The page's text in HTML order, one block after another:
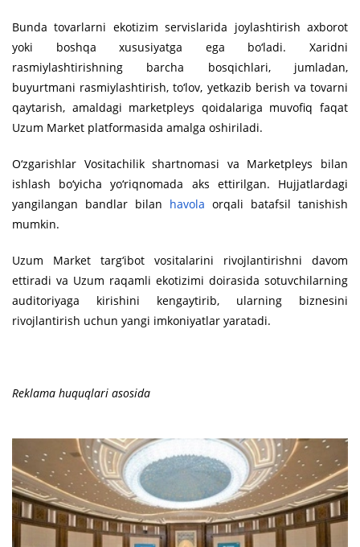
Bunda tovarlarni ekotizim servislarida joylashtirish axborot
yoki boshqa xususiyatga ega bo‘ladi. Xaridni
rasmiylashtirishning barcha bosqichlari, jumladan,
buyurtmani rasmiylashtirish, to‘lov, yetkazib berish va tovarni
qaytarish, amaldagi marketpleys qoidalariga muvofiq faqat
Uzum Market platformasida amalga oshiriladi.
O‘zgarishlar Vositachilik shartnomasi va Marketpleys bilan
ishlash bo‘yicha yo‘riqnomada aks ettirilgan. Hujjatlardagi
yangilangan bandlar bilan havola orqali batafsil tanishish
mumkin.
Uzum Market targ‘ibot vositalarini rivojlantirishni davom
ettiradi va Uzum raqamli ekotizimi doirasida sotuvchilarning
auditoriyaga kirishini kengaytirib, ularning biznesini
rivojlantirish uchun yangi imkoniyatlar yaratadi.
Reklama huquqlari asosida